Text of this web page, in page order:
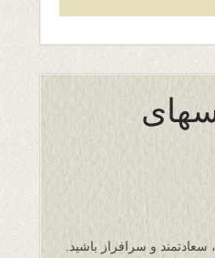
و سرافراز باشید.